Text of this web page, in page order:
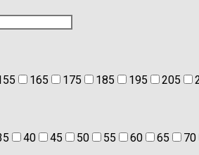
165 175 185 195 205
40 45 50 55 60 65 70